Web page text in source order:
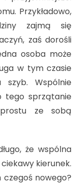
Przykładowo,
zajmą się
zaś dorośli
osoba może
w tym czasie
Wspólnie
tego sprzątanie
ze sobą
że wspólna
kierunek.
czegoś nowego?